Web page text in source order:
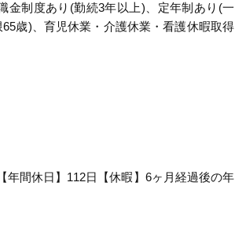
金制度あり(勤続3年以上)、定年制あり(一
歳)、育児休業・介護休業・看護休暇取得
年間休日】112日【休暇】6ヶ月経過後の年